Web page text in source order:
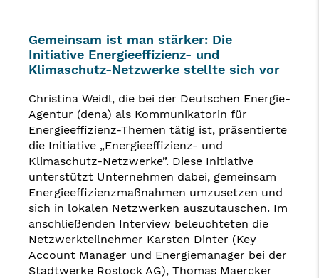
Gemeinsam ist man stärker: Die
Initiative Energieeffizienz- und
Klimaschutz-Netzwerke stellte sich vor
Christina Weidl, die bei der Deutschen Energie-
Agentur (dena) als Kommunikatorin für
Energieeffizienz-Themen tätig ist, präsentierte
die Initiative „Energieeffizienz- und
Klimaschutz-Netzwerke”. Diese Initiative
unterstützt Unternehmen dabei, gemeinsam
Energieeffizienzmaßnahmen umzusetzen und
sich in lokalen Netzwerken auszutauschen. Im
anschließenden Interview beleuchteten die
Netzwerkteilnehmer Karsten Dinter (Key
Account Manager und Energiemanager bei der
Stadtwerke Rostock AG), Thomas Maercker